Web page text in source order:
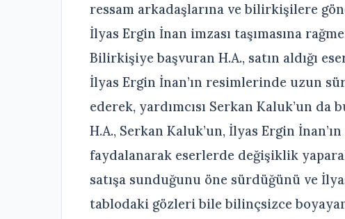
ressam arkadaşlarına ve bilirkişilere
İlyas Ergin İnan imzası taşımasına
Bilirkişiye başvuran H.A., satın aldığı
İlyas Ergin İnan’ın resimlerinde uzun
ederek, yardımcısı Serkan Kaluk’un da
H.A., Serkan Kaluk’un, İlyas Ergin
faydalanarak eserlerde değişiklik
satışa sunduğunu öne sürdüğünü ve
tablodaki gözleri bile bilinçsizce